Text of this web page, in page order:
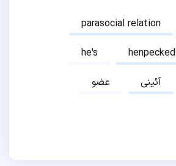
parasocial relation
he's
henpecked
عضو
آئینی